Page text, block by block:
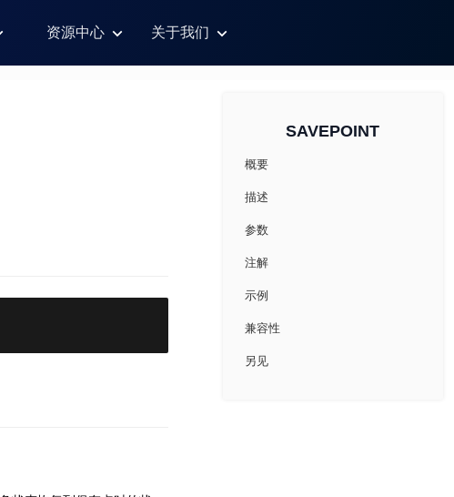
资源中心 关于我们
SAVEPOINT
概要
描述
参数
注解
示例
兼容性
另见